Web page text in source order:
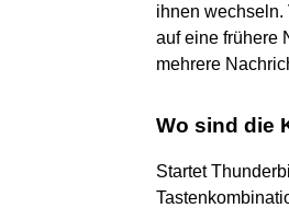
ihnen
auf eine frühere
mehrere
Wo sind die
Startet